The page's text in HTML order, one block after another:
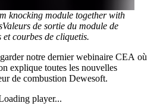
knocking module together with
de sortie du module de
et courbes de cliquetis.
notre dernier webinaire CEA où
explique toutes les nouvelles
de combustion Dewesoft.
player...